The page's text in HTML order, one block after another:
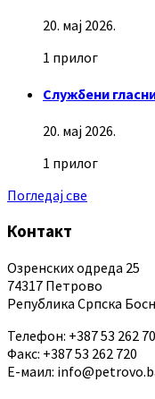
20. мај 2026.
1 прилог
Службени
20. мај 2026.
1 прилог
Погледај све
Контакт
Озренских одреда 25
74317 Петрово
Република Српска
Телефон: +387 53 262
Факс: +387 53 262 720
Е-маил: